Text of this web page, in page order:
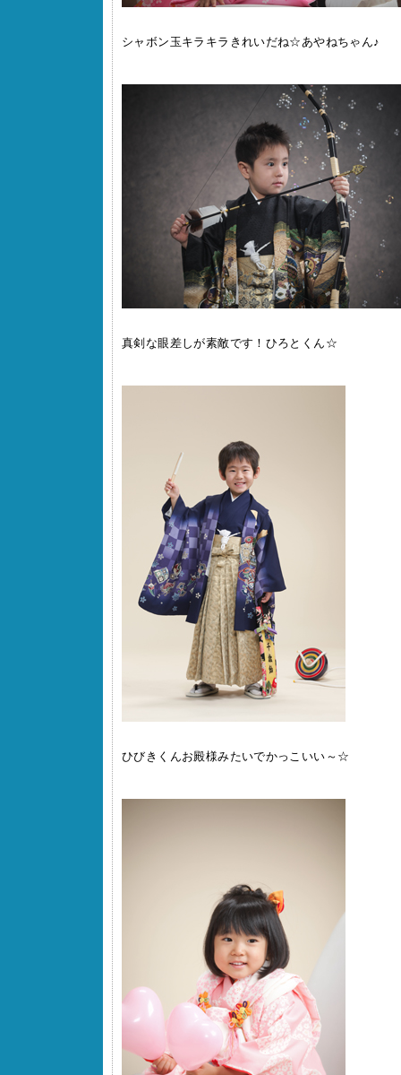
シャボン玉キラキラきれいだね☆あやねちゃん♪
真剣な眼差しが素敵です！ひろとくん☆
ひびきくんお殿様みたいでかっこいい～☆